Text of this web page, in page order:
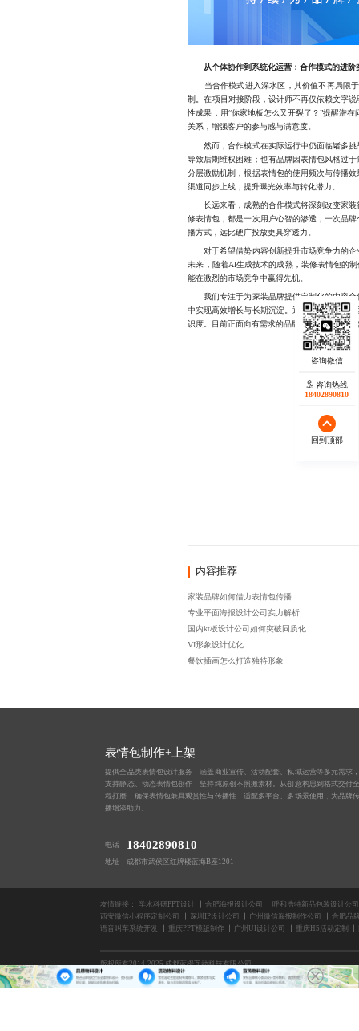
从个体协作到系统化运营：合作模式的进阶
当合作模式进入深水区，其价值不再局限于
制。在项目对接阶段，设计师不再仅依赖文字
性成果，用“你家地板怎么又开裂了？”提醒潜
关系，增强客户的参与感与满意度。
然而，合作模式在实际运行中仍面临诸多挑
导致后期维权困难；也有品牌因表情包风格过
分层激励机制，根据表情包的使用频次与传播
渠道同步上线，提升曝光效率与转化潜力。
长远来看，成熟的合作模式将深刻改变家装
修表情包，都是一次用户心智的渗透，一次品
播方式，远比硬广投放更具穿透力。
对于希望借势内容创新提升市场竞争力的企
未来，随着AI生成技术的成熟，装修表情包的
能在激烈的市场竞争中赢得先机。
我们专注于为家装品牌提供定制化的内容合
中实现高效增长与长期沉淀。通过深度整合设
识度。目前正面向有需求的品牌开放合作通道，
内容推荐
家装品牌如何借力表情包传播
专业平面海报设计公司实力解析
国内kt板设计公司如何突破同质化
VI形象设计优化
餐饮插画怎么打造独特形象
表情包制作+上架
提供全品类表情包设计服务，涵盖商业宣传、活动配套、私域运营等多元需求
支持静态、动态表情包创作，坚持纯原创不照搬素材。从创意构思到格式交付
程打磨，确保表情包兼具观赏性与传播性，适配多平台、多场景使用，为品牌
播增添助力。
电话： 18402890810
地址：成都市武侯区红牌楼蓝海B座1201
友情链接： 学术科研PPT设计 合肥海报设计公司
呼和浩特新品包装设计公司
西安微信小程序定制公司
深圳IP设计公司 广州微信海报制作公司
合肥品
语音叫车系统开发
重庆PPT模版制作 广州UI设计公司 重庆H5活动定制
版权所有2014-2025 成都蓝橙互动科技有限公司
南宁H5制作开发 成都关键词优化公司 太原H5案例 上海X展架设计公司
宁波
咨询热线
18402890810
回到顶部